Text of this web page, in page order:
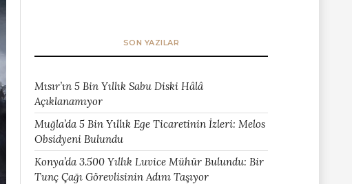
SON YAZILAR
Mısır’ın 5 Bin Yıllık Sabu Diski Hâlâ
Açıklanamıyor
Muğla’da 5 Bin Yıllık Ege Ticaretinin İzleri: Melos
Obsidyeni Bulundu
Konya’da 3.500 Yıllık Luvice Mühür Bulundu: Bir
Tunç Çağı Görevlisinin Adını Taşıyor